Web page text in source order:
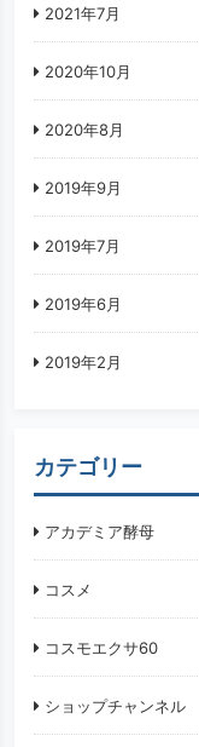
2021年7月
2020年10月
2020年8月
2019年9月
2019年7月
2019年6月
2019年2月
カテゴリー
アカデミア酵母
コスメ
コスモエクサ60
ショップチャンネル